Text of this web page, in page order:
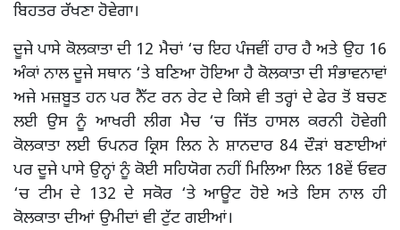
ਬਿਹਤਰ ਰੱਖਣਾ ਹੋਵੇਗਾ।
ਦੂਜੇ ਪਾਸੇ ਕੋਲਕਾਤਾ ਦੀ 12 ਮੈਚਾਂ ‘ਚ ਇਹ ਪੰਜਵੀਂ ਹਾਰ ਹੈ ਅਤੇ ਉਹ 16
ਅੰਕਾਂ ਨਾਲ ਦੂਜੇ ਸਥਾਨ ‘ਤੇ ਬਣਿਆ ਹੋਇਆ ਹੈ ਕੋਲਕਾਤਾ ਦੀ ਸੰਭਾਵਨਾਵਾਂ
ਅਜੇ ਮਜ਼ਬੂਤ ਹਨ ਪਰ ਨੈੱਟ ਰਨ ਰੇਟ ਦੇ ਕਿਸੇ ਵੀ ਤਰ੍ਹਾਂ ਦੇ ਫੇਰ ਤੋਂ ਬਚਣ
ਲਈ ਉਸ ਨੂੰ ਆਖਰੀ ਲੀਗ ਮੈਚ ‘ਚ ਜਿੱਤ ਹਾਸਲ ਕਰਨੀ ਹੋਵੇਗੀ
ਕੋਲਕਾਤਾ ਲਈ ਓਪਨਰ ਕ੍ਰਿਸ ਲਿਨ ਨੇ ਸ਼ਾਨਦਾਰ 84 ਦੌੜਾਂ ਬਣਾਈਆਂ
ਪਰ ਦੂਜੇ ਪਾਸੇ ਉਨ੍ਹਾਂ ਨੂੰ ਕੋਈ ਸਹਿਯੋਗ ਨਹੀਂ ਮਿਲਿਆ ਲਿਨ 18ਵੇਂ ਓਵਰ
‘ਚ ਟੀਮ ਦੇ 132 ਦੇ ਸਕੋਰ ‘ਤੇ ਆਊਟ ਹੋਏ ਅਤੇ ਇਸ ਨਾਲ ਹੀ
ਕੋਲਕਾਤਾ ਦੀਆਂ ਉਮੀਦਾਂ ਵੀ ਟੁੱਟ ਗਈਆਂ।